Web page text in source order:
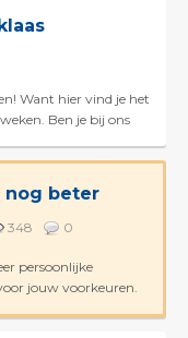
Want hier vind je het
Ben je bij ons
nog beter
348 0
persoonlijke
jouw voorkeuren.